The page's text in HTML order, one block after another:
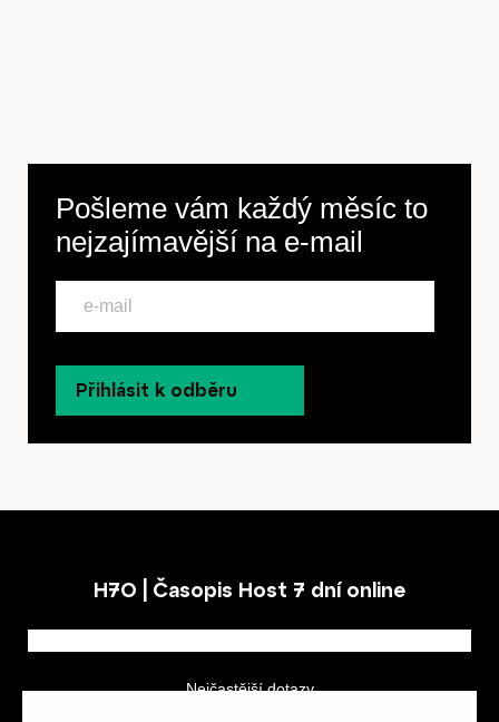
Pošleme vám každý měsíc to
nejzajímavější na e-mail
Přihlásit k odběru
H7O | Časopis Host 7 dní online
Nejčastější dotazy